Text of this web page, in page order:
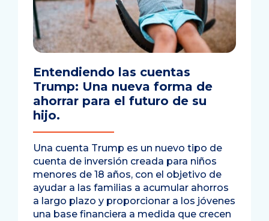
Entendiendo las cuentas
Trump: Una nueva forma de
ahorrar para el futuro de su
hijo.
Una cuenta Trump es un nuevo tipo de
cuenta de inversión creada para niños
menores de 18 años, con el objetivo de
ayudar a las familias a acumular ahorros
a largo plazo y proporcionar a los jóvenes
una base financiera a medida que crecen